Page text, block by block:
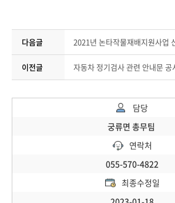
다음글 2021년 논타작물재배지원사업
이전글 자동차 정기검사 관련 안내문 공
담당
궁류면 총무팀
연락처
055-570-4822
최종수정일